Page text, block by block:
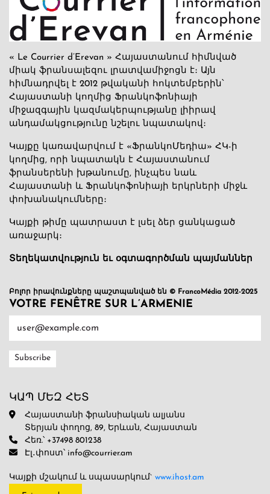
« Le Courrier d’Erevan » Հայաստանում հիմնված
միակ ֆրանսալեզու լրատվամիջոցն է։ Այն
հիմնադրվել է 2012 թվականի հոկտեմբերին՝
Հայաստանի կողմից Ֆրանկոֆոնիայի
միջազգային կազմակերպությանը լիիրավ
անդամակցությունը նշելու նպատակով։
Կայքը կառավարվում է «ՖրանկոՄեդիա» ՀԿ-ի
կողմից, որի նպատակն է Հայաստանում
ֆրանսերենի խթանումը, ինչպես նաև
Հայաստանի և Ֆրանկոֆոնիայի երկրների միջև
փոխանակումները։
Կայքի թիմը պատրաստ է լսել ձեր ցանկացած
առաջարկ։
Տեղեկատվություն եւ օգտագործման պայմաններ
Բոլոր իրավունքները պաշտպանված են © FrancoMédia 2012-2025
VOTRE FENÊTRE SUR L’ARMENIE
ԿԱՊ ՄԵԶ ՀԵՏ
Հայաստանի ֆրանսիական ալյանս
Տերյան փողոց, 89, Երևան, Հայաստան
Հեռ.՝ +37498 801238
Էլ․փոստ՝ info@courrier.am
Կայքի մշակում և սպասարկում` www.ihost.am